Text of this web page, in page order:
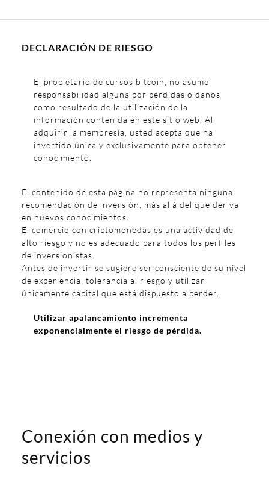
DECLARACIÓN DE RIESGO
El propietario de cursos bitcoin, no asume
responsabilidad alguna por pérdidas o daños
como resultado de la utilización de la
información contenida en este sitio web. Al
adquirir la membresía, usted acepta que ha
invertido única y exclusivamente para obtener
conocimiento.
El contenido de esta página no representa ninguna
recomendación de inversión, más allá del que deriva
en nuevos conocimientos.
El comercio con criptomonedas es una actividad de
alto riesgo y no es adecuado para todos los perfiles
de inversionistas.
Antes de invertir se sugiere ser consciente de su nivel
de experiencia, tolerancia al riesgo y utilizar
únicamente capital que está dispuesto a perder.
Utilizar apalancamiento incrementa
exponencialmente el riesgo de pérdida.
Conexión con medios y
servicios